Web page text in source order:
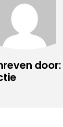
door: